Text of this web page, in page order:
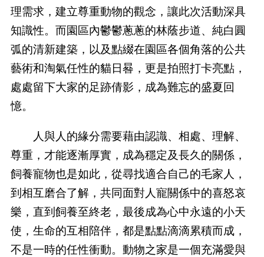
理需求，建立尊重動物的觀念，讓此次活動深具
知識性。而園區內鬱鬱蔥蔥的林蔭步道、純白圓
弧的清新建築，以及點綴在園區各個角落的公共
藝術和淘氣任性的貓日晷，更是拍照打卡亮點，
處處留下大家的足跡倩影，成為難忘的盛夏回
憶。
人與人的緣分需要藉由認識、相處、理解、
尊重，才能逐漸厚實，成為穩定及長久的關係，
飼養寵物也是如此，從尋找適合自己的毛家人，
到相互磨合了解，共同面對人寵關係中的喜怒哀
樂，直到飼養至終老，最後成為心中永遠的小天
使，生命的互相陪伴，都是點點滴滴累積而成，
不是一時的任性衝動。動物之家是一個充滿愛與